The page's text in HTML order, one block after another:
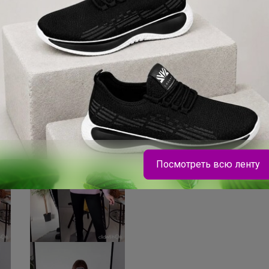
5 532р
Мужской свитер из
натуральной шерсти
ягненка - L20M
Брюнетка
ErichKrause. Ручка, которая просто пишет
всегда и везде
Посмотреть всю ленту